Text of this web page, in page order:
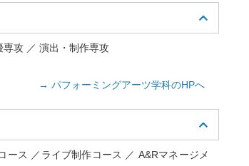
攻 ／ 演出・制作専攻
→ パフォーミングアーツ学科のHPへ
ス ／ライブ制作コース ／ A&Rマネージメ